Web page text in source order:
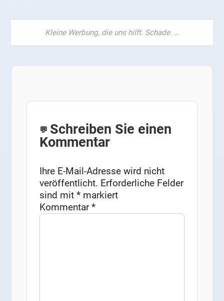
Schreiben Sie einen
Kommentar
Ihre E-Mail-Adresse wird nicht
veröffentlicht. Erforderliche Felder
sind mit* markiert
Kommentar*